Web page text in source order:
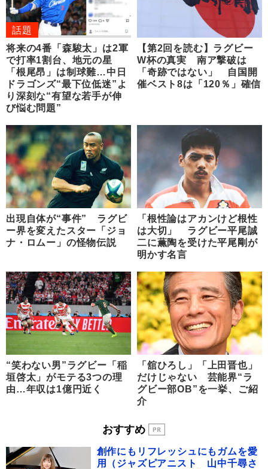
話題
将来の4番「森駿太」は2軍
で打率1割台、地元の星
「根尾昂」は制球難…中日
ドラゴンズ“最下位低迷”よ
り深刻な“有望な若手が伸
び悩む問題”
【第2回を読む】ラグビー
W杯の真実 南ア撃破は
「奇跡ではない」 自国開
催ベスト8は「120％」確信
出現自体が“事件” ラグビ
ー界を変えたスター「ジョ
ナ・ロムー」の怪物伝説
「根性論はアカンけど根性
は大切」 ラグビー平尾誠
二に薫陶を受けた平尾剛が
明かす名言
“笑わない男”ラグビー「稲
垣啓太」がモテる3つの理
由…年収は1億円近く
「舘ひろし」「上田晋也」
だけじゃない 芸能界“ラ
グビー部OB”を一挙、ご紹
介
おすすめ
創作にもリフレッシュにもガムを愛
用（ジャズピアニスト 山中千尋さ